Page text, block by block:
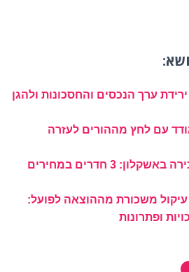
ערך הנכסים והחסכונות ולהגן
עם לחץ מההורים לעזרה
דירות חדשות למכירה באשקלון: 3 חדרים במחירים
משכורת מההוצאה לפועל:
ופתרונות